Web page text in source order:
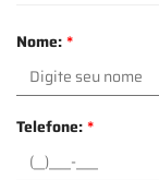
Nome:*
Telefone:*